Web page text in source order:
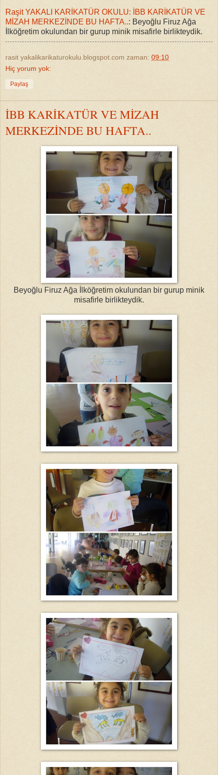
Raşit YAKALI KARİKATÜR OKULU: İBB KARİKATÜR VE
MİZAH MERKEZİNDE BU HAFTA..: Beyoğlu Firuz Ağa
İlköğretim okulundan bir gurup minik misafirle birlikteydik.
rasit yakalikarikaturokulu.blogspot.com zaman: 09:10
Hiç yorum yok:
Paylaş
İBB KARİKATÜR VE MİZAH
MERKEZİNDE BU HAFTA..
Beyoğlu Firuz Ağa İlköğretim okulundan bir gurup minik
misafirle birlikteydik.